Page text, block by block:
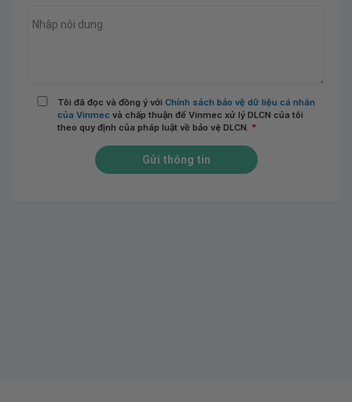
Tôi đã đọc và đồng ý với Chính sách bảo vệ dữ liệu cá nhân
của Vinmec và chấp thuận để Vinmec xử lý DLCN của tôi
theo quy định của pháp luật về bảo vệ DLCN. *
Gửi thông tin